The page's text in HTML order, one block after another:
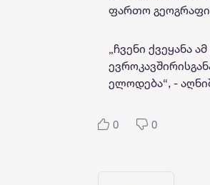
ფართო
„ჩვენი ქვეყანა
ელოდება“, -
0 0